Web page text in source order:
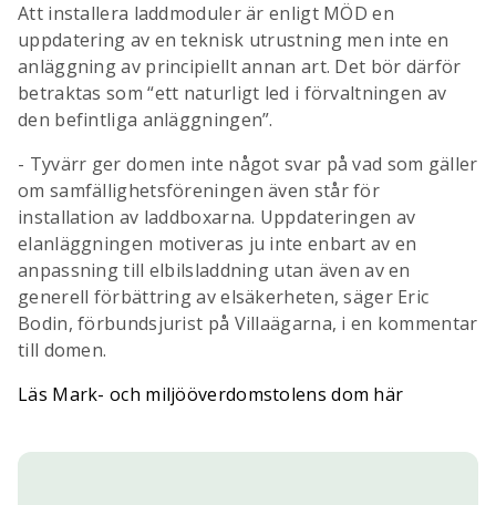
Att installera laddmoduler är enligt MÖD en
uppdatering av en teknisk utrustning men inte en
anläggning av principiellt annan art. Det bör därför
betraktas som “ett naturligt led i förvaltningen av
den befintliga anläggningen”.
- Tyvärr ger domen inte något svar på vad som gäller
om samfällighetsföreningen även står för
installation av laddboxarna. Uppdateringen av
elanläggningen motiveras ju inte enbart av en
anpassning till elbilsladdning utan även av en
generell förbättring av elsäkerheten, säger Eric
Bodin, förbundsjurist på Villaägarna, i en kommentar
till domen.
Läs Mark- och miljööverdomstolens dom här